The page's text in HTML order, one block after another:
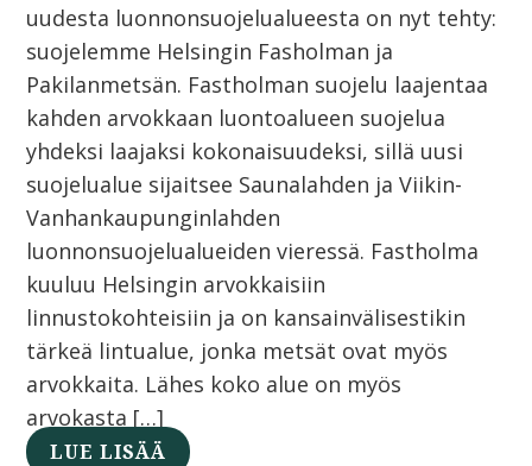
uudesta luonnonsuojelualueesta on nyt tehty:
suojelemme Helsingin Fasholman ja
Pakilanmetsän. Fastholman suojelu laajentaa
kahden arvokkaan luontoalueen suojelua
yhdeksi laajaksi kokonaisuudeksi, sillä uusi
suojelualue sijaitsee Saunalahden ja Viikin-
Vanhankaupunginlahden
luonnonsuojelualueiden vieressä. Fastholma
kuuluu Helsingin arvokkaisiin
linnustokohteisiin ja on kansainvälisestikin
tärkeä lintualue, jonka metsät ovat myös
arvokkaita. Lähes koko alue on myös
arvokasta […]
LUE LISÄÄ